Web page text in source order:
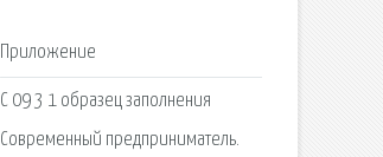
Приложение
С 09 3 1 образец заполнения
Современный предприниматель.